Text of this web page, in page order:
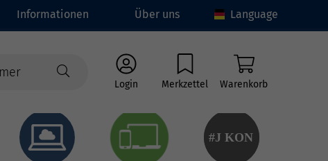
Informationen Über uns Language
Login Merkzettel Warenkorb
#J KON